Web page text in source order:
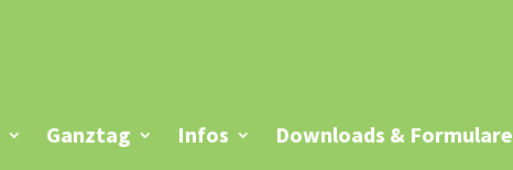
Ganztag Infos Downloads & Formulare